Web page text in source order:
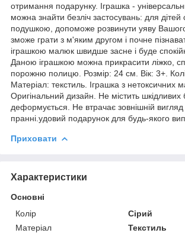
отримання подарунку. Іграшка -
можна знайти безліч застосувань: для
подушкою, допоможе розвинути уяву
зможе грати з м'яким другом і почне
іграшкою малюк швидше засне і буде
Даною іграшкою можна прикрасити ліжко,
порожню полицю. Розмір: 24 см. Вік: 3+.
Матеріал: текстиль. Іграшка з нетоксичних
Оригінальний дизайн. Не містить шкідливих
деформується. Не втрачає зовнішній
пранні.удовий подарунок для будь-якого
Приховати
Характеристики
Основні
Колір
Сірий
Матеріал
Текстиль